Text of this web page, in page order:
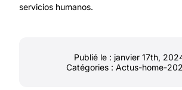
servicios humanos.
Publié le : janvier 17th,
Catégories : Actus-home-